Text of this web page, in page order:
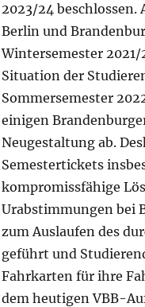
2023/24 beschlossen.
Berlin und
Wintersemester
Situation der
Sommersemester
einigen
Neugestaltung ab.
Semestertickets
kompromissfähige
Urabstimmungen bei
zum Auslaufen des
geführt und
Fahrkarten für ihre
dem heutigen VBB-